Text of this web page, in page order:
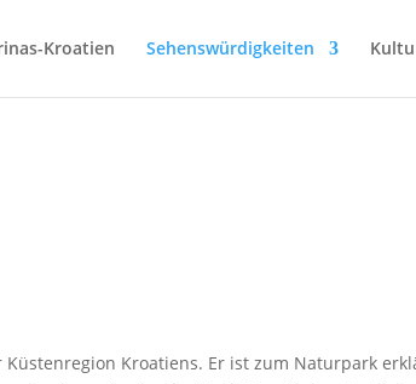
Kroatien Sehenswürdigkeiten
Küstenregion Kroatiens. Er ist zum Naturpark